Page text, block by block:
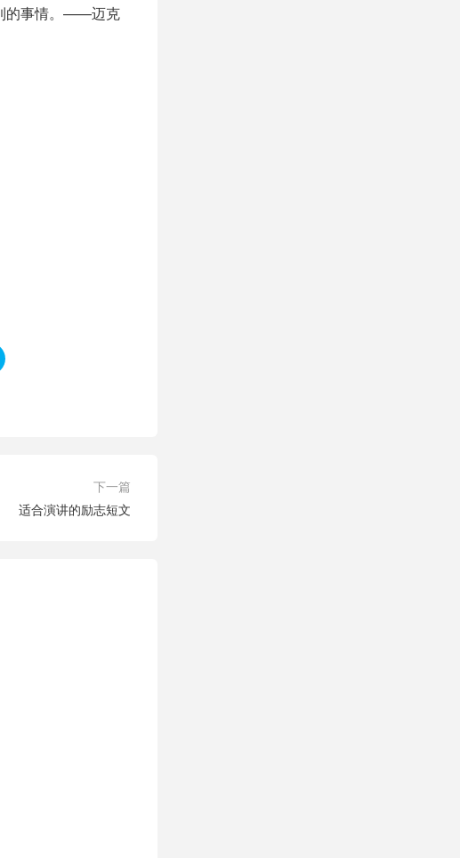
的事情。——迈克
下一篇
适合演讲的励志短文